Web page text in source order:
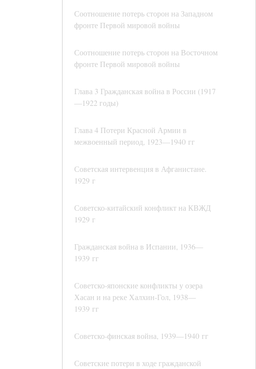
Соотношение потерь сторон на Западном
фронте Первой мировой войны
Соотношение потерь сторон на Восточном
фронте Первой мировой войны
Глава 3 Гражданская война в России (1917
—1922 годы)
Глава 4 Потери Красной Армии в
межвоенный период, 1923—1940 гг
Советская интервенция в Афганистане.
1929 г
Советско-китайский конфликт на КВЖД
1929 г
Гражданская война в Испании, 1936—
1939 гг
Советско-японские конфликты у озера
Хасан и на реке Халхин-Гол, 1938—
1939 гг
Советско-финская война, 1939—1940 гг
Советские потери в ходе гражданской